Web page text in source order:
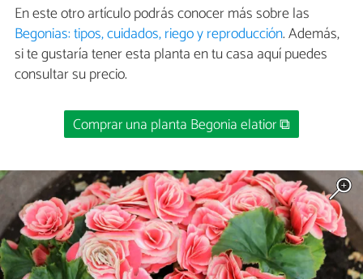
En este otro artículo podrás conocer más sobre las
Begonias: tipos, cuidados, riego y reproducción. Además,
si te gustaría tener esta planta en tu casa aquí puedes
consultar su precio.
Comprar una planta Begonia elatior ⧉